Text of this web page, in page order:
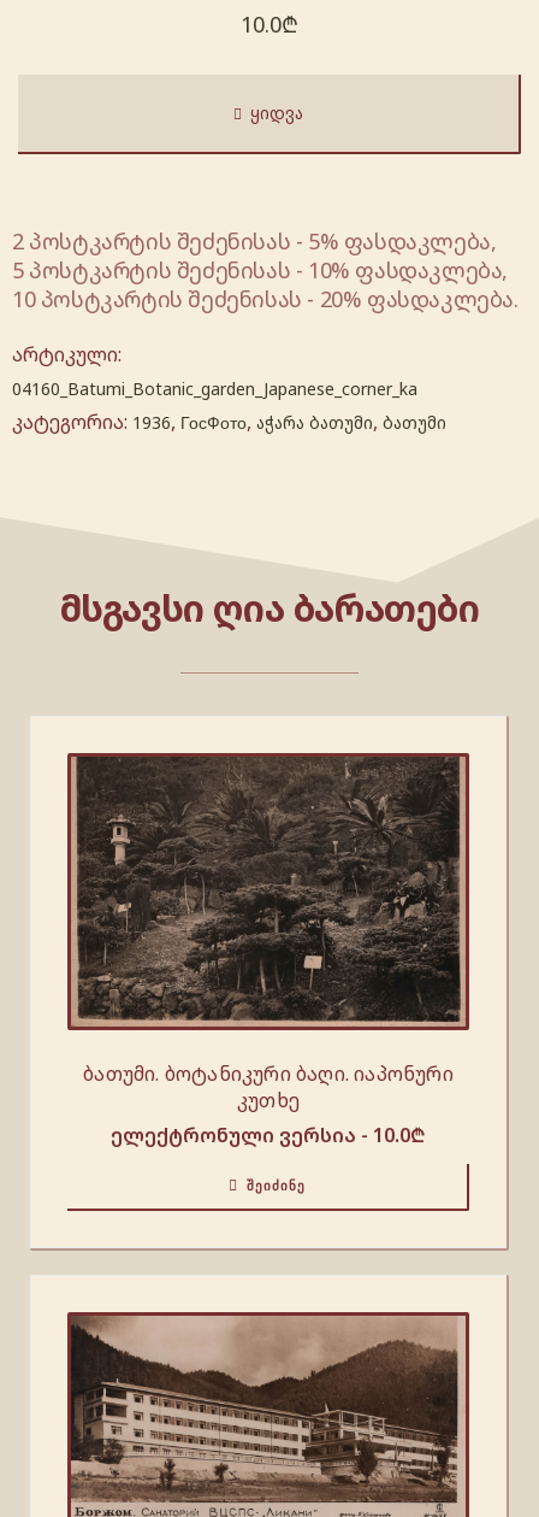
10.0₾
ᲧᲘᲓᲕᲐ
2 პოსტკარტის შეძენისას - 5% ფასდაკლება,
5 პოსტკარტის შეძენისას - 10% ფასდაკლება,
10 პოსტკარტის შეძენისას - 20% ფასდაკლება.
არტიკული:
04160_Batumi_Botanic_garden_Japanese_corner_ka
კატეგორია: 1936, ГосФото, აჭარა ბათუმი, ბათუმი
ᲛᲡᲒᲐᲕᲡᲘ ᲦᲘᲐ ᲑᲐᲠᲐᲗᲔᲑᲘ
ბათუმი. ბოტანიკური ბაღი. იაპონური
კუთხე
ელექტრონული ვერსია - 10.0₾
ᲨᲔᲘᲫᲘᲜᲔ